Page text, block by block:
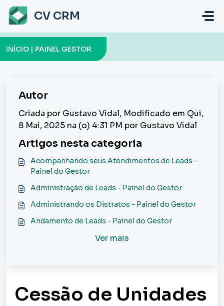
Ir para o conteúdo principal
CV CRM
INÍCIO | PAINEL GESTOR
Autor
Criada por Gustavo Vidal, Modificado em Qui,
8 Mai, 2025 na (o) 4:31 PM por Gustavo Vidal
Artigos nesta categoria
Acompanhando seus Atendimentos de Leads -
Painel do Gestor
Administração de Leads - Painel do Gestor
Administrando os Distratos - Painel do Gestor
Andamento de Leads - Painel do Gestor
Ver mais
Cessão de Unidades